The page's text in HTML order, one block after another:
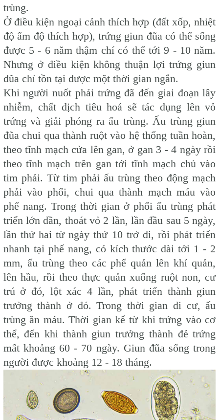
trùng.
Ở điều kiện ngoại cảnh thích hợp (đất xốp, nhiệt
độ ẩm độ thích hợp), trứng giun đũa có thể sống
được 5 - 6 năm thậm chí có thể tới 9 - 10 năm.
Nhưng ở điều kiện không thuận lợi trứng giun
đũa chỉ tồn tại được một thời gian ngắn.
Khi người nuốt phải trứng đã đến giai đoạn lây
nhiễm, chất dịch tiêu hoá sẽ tác dụng lên vỏ
trứng và giải phóng ra ấu trùng. Ấu trùng giun
đũa chui qua thành ruột vào hệ thống tuần hoàn,
theo tĩnh mạch cửa lên gan, ở gan 3 - 4 ngày rồi
theo tĩnh mạch trên gan tới tĩnh mạch chủ vào
tim phải. Từ tim phải ấu trùng theo động mạch
phải vào phổi, chui qua thành mạch máu vào
phế nang. Trong thời gian ở phổi ấu trùng phát
triển lớn dần, thoát vỏ 2 lần, lần đầu sau 5 ngày,
lần thứ hai từ ngày thứ 10 trở đi, rồi phát triển
nhanh tại phế nang, có kích thước dài tới 1 - 2
mm, ấu trùng theo các phế quản lên khí quản,
lên hầu, rồi theo thực quản xuống ruột non, cư
trú ở đó, lột xác 4 lần, phát triển thành giun
trưởng thành ở đó. Trong thời gian di cư, ấu
trùng ăn máu. Thời gian kể từ khi trứng vào cơ
thể, đến khi thành giun trưởng thành đẻ trứng
mất khoảng 60 - 70 ngày. Giun đũa sống trong
người được khoảng 12 - 18 tháng.